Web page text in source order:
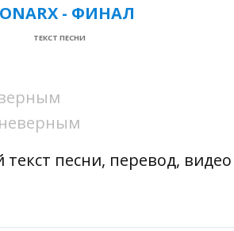
- ФИНАЛ
ТЕКСТ ПЕСНИ
верным
песни, перевод, видео